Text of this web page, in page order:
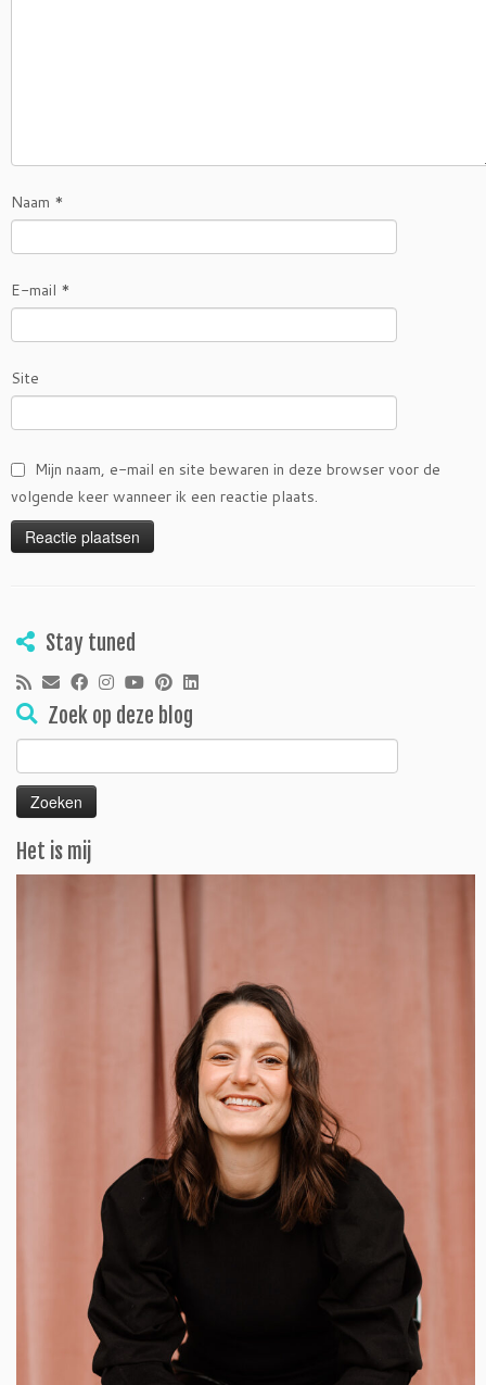
Naam *
E-mail *
Site
Mijn naam, e-mail en site bewaren in deze browser voor de
volgende keer wanneer ik een reactie plaats.
Stay tuned
Zoek op deze blog
Zoeken
naar:
Het is mij